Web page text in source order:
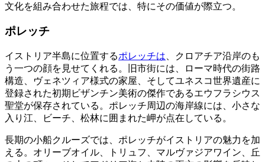
文化を組み合わせた旅程では、特にその価値が際立つ。
ポレッチ
イストリア半島に位置するポレッチは 、クロアチア沿岸のも
う一つの顔を見せてくれる。旧市街には、ローマ時代の街路
構造、ヴェネツィア様式の家屋、そしてユネスコ世界遺産に
登録された初期ビザンチン美術の傑作であるエウフラシウス
聖堂が保存されている。ポレッチ周辺の海岸線には、小さな
入り江、ビーチ、松林に囲まれた岬が点在している。
長期の小船クルーズでは、ポレッチがイストリアの魅力を加
える。オリーブオイル、トリュフ、マルヴァジアワイン、丘